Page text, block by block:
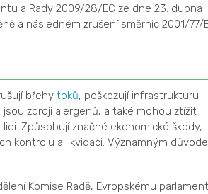
a Rady 2009/28/EC ze dne 23. dubna
a následném zrušení směrnic 2001/77/
břehy toků, poškozují infrastrukturu
zdroji alergenů, a také mohou ztížit
Způsobují značné ekonomické škody,
kontrolu a likvidaci. Významným
Komise Radě, Evropskému